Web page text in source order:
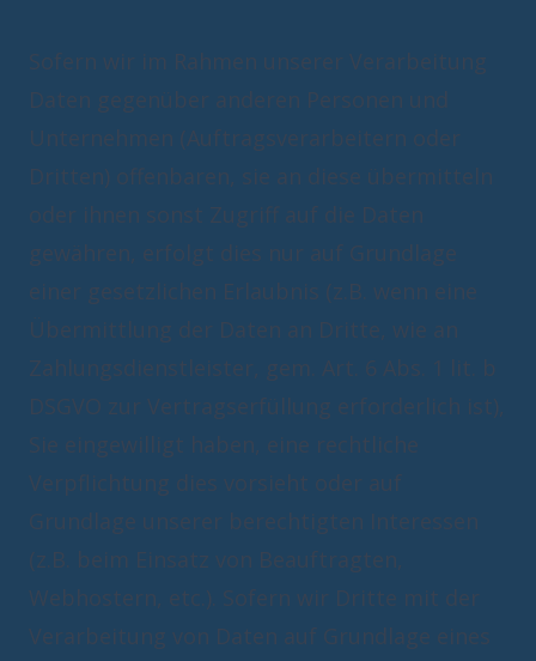
Sofern wir im Rahmen unserer Verarbeitung
Daten gegenüber anderen Personen und
Unternehmen (Auftragsverarbeitern oder
Dritten) offenbaren, sie an diese übermitteln
oder ihnen sonst Zugriff auf die Daten
gewähren, erfolgt dies nur auf Grundlage
einer gesetzlichen Erlaubnis (z.B. wenn eine
Übermittlung der Daten an Dritte, wie an
Zahlungsdienstleister, gem. Art. 6 Abs. 1 lit. b
DSGVO zur Vertragserfüllung erforderlich ist),
Sie eingewilligt haben, eine rechtliche
Verpflichtung dies vorsieht oder auf
Grundlage unserer berechtigten Interessen
(z.B. beim Einsatz von Beauftragten,
Webhostern, etc.). Sofern wir Dritte mit der
Verarbeitung von Daten auf Grundlage eines